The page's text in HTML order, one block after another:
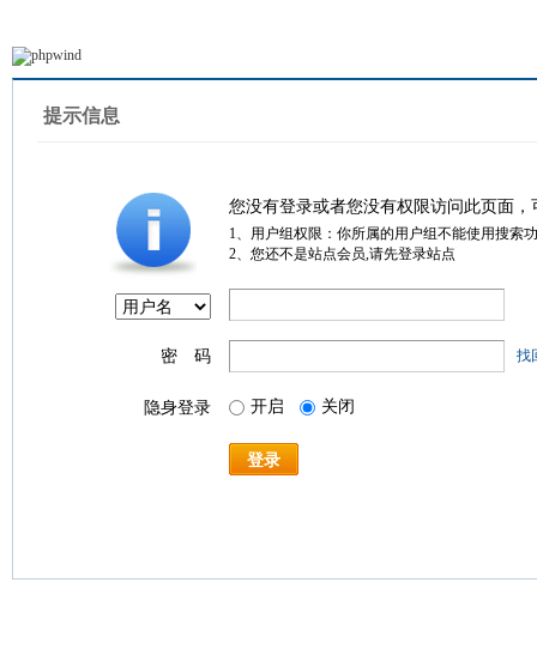
提示信息
您没有登录或者您没有权限访问此页面
1、用户组权限：你所属的用户组不能使用搜索
2、您还不是站点会员,请先登录站点
密 码 找
隐身登录 开启 关闭
登录